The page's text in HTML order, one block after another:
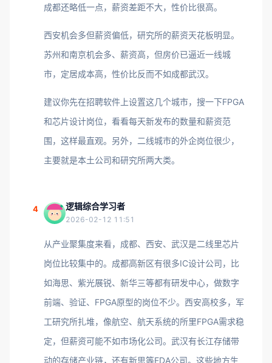
成都还略低一点，薪资差距不大，性价比很高。
西安机会多但薪资偏低，研究所的薪资天花板明显。
苏州和南京机会多、薪资高，但房价已逼近一线城
市，定居成本高，性价比反而不如成都武汉。
建议你先在招聘软件上设置这几个城市，搜一下FPGA
和芯片设计岗位，看看每天新发布的数量和薪资范
围，这样最直观。另外，二线城市的外企岗位很少，
主要就是本土公司和研究所两大类。
4 逻辑综合学习者
2026-02-12 11:51
从产业聚集度来看，成都、西安、武汉是二线里芯片
岗位比较集中的。成都高新区有很多IC设计公司，比
如海思、紫光展锐、新华三等都有研发中心，做数字
前端、验证、FPGA原型的岗位不少。西安高校多，军
工研究所扎堆，像航空、航天系统的所里FPGA需求稳
定，但薪资可能不如市场化公司。武汉有长江存储带
动的存储产业链，还有新思等EDA公司。这些地方生